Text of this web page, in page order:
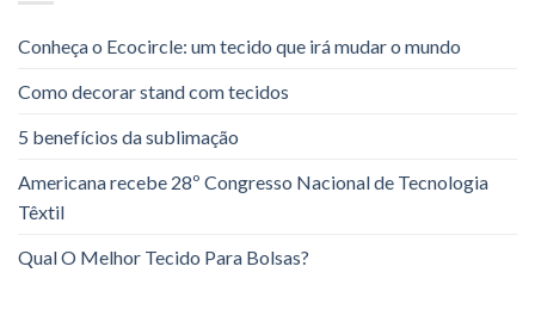
Conheça o Ecocircle: um tecido que irá mudar o mundo
Como decorar stand com tecidos
5 benefícios da sublimação
Americana recebe 28º Congresso Nacional de Tecnologia
Têxtil
Qual O Melhor Tecido Para Bolsas?